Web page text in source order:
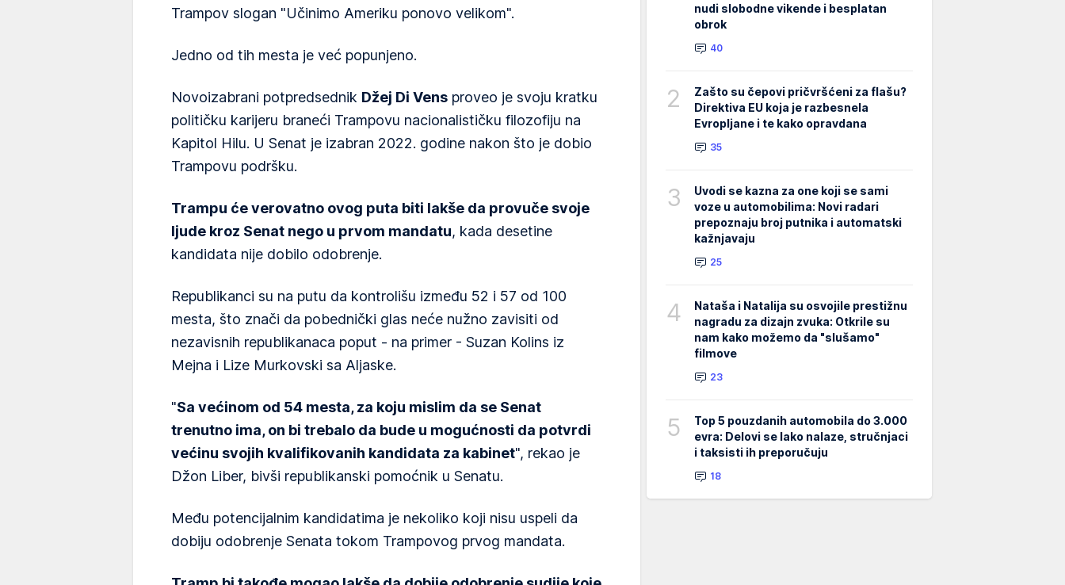
Trampov slogan "Učinimo Ameriku ponovo velikom".
Jedno od tih mesta je već popunjeno.
Novoizabrani potpredsednik Džej Di Vens proveo je svoju kratku
političku karijeru braneći Trampovu nacionalističku filozofiju na
Kapitol Hilu. U Senat je izabran 2022. godine nakon što je dobio
Trampovu podršku.
Trampu će verovatno ovog puta biti lakše da provuče svoje
ljude kroz Senat nego u prvom mandatu, kada desetine
kandidata nije dobilo odobrenje.
Republikanci su na putu da kontrolišu između 52 i 57 od 100
mesta, što znači da pobednički glas neće nužno zavisiti od
nezavisnih republikanaca poput - na primer - Suzan Kolins iz
Mejna i Lize Murkovski sa Aljaske.
"Sa većinom od 54 mesta, za koju mislim da se Senat
trenutno ima, on bi trebalo da bude u mogućnosti da potvrdi
većinu svojih kvalifikovanih kandidata za kabinet", rekao je
Džon Liber, bivši republikanski pomoćnik u Senatu.
Među potencijalnim kandidatima je nekoliko koji nisu uspeli da
dobiju odobrenje Senata tokom Trampovog prvog mandata.
nudi slobodne vikende i besplatan
obrok
40
2
Zašto su čepovi pričvršćeni za flašu?
Direktiva EU koja je razbesnela
Evropljane i te kako opravdana
35
3
Uvodi se kazna za one koji se sami
voze u automobilima: Novi radari
prepoznaju broj putnika i automatski
kažnjavaju
25
4
Nataša i Natalija su osvojile prestižnu
nagradu za dizajn zvuka: Otkrile su
nam kako možemo da "slušamo"
filmove
23
5
Top 5 pouzdanih automobila do 3.000
evra: Delovi se lako nalaze, stručnjaci
i taksisti ih preporučuju
18